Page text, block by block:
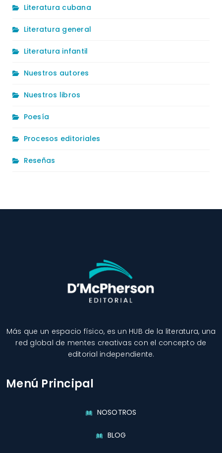
Literatura cubana
Literatura general
Literatura infantil
Nuestros autores
Nuestros libros
Poesía
Procesos editoriales
Reseñas
Más que un espacio físico, es un HUB de la literatura, una
red global de mentes creativas con el concepto de
editorial independiente.
Menú Principal
NOSOTROS
BLOG